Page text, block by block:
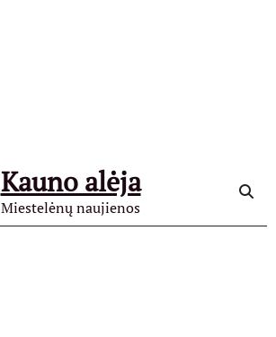
Kauno alėja
Miestelėnų naujienos